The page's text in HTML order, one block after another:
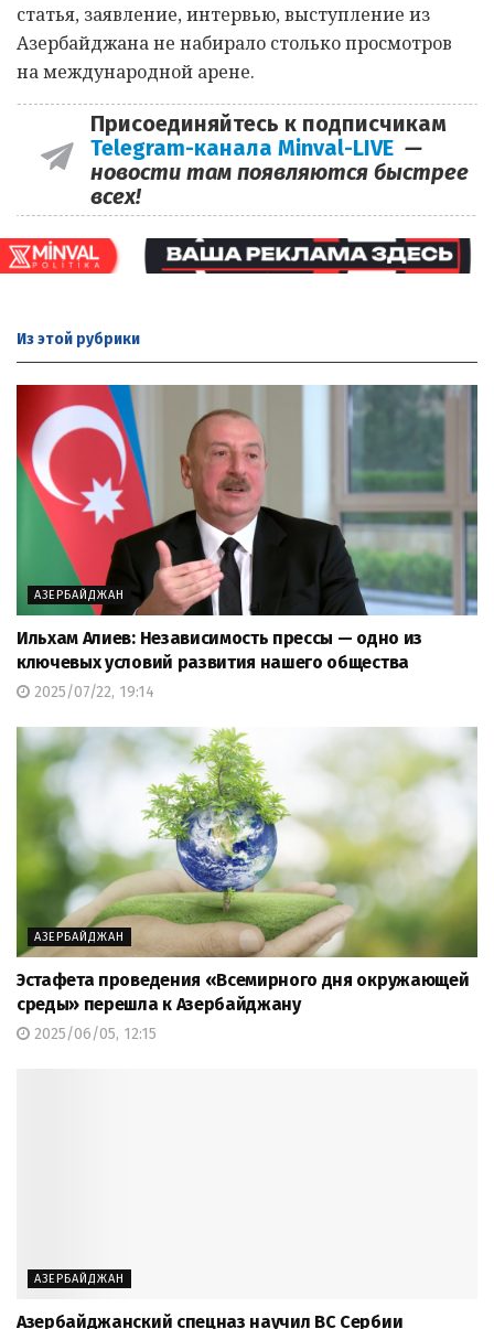
статья, заявление, интервью, выступление из
Азербайджана не набирало столько просмотров
на международной арене.
Присоединяйтесь к подписчикам
Telegram-канала Minval-LIVE —
новости там появляются быстрее
всех!
Из этой рубрики
АЗЕРБАЙДЖАН
Ильхам Алиев: Независимость прессы — одно из
ключевых условий развития нашего общества
2025/07/22, 19:14
АЗЕРБАЙДЖАН
Эстафета проведения «Всемирного дня окружающей
среды» перешла к Азербайджану
2025/06/05, 12:15
АЗЕРБАЙДЖАН
Азербайджанский спецназ научил ВС Сербии